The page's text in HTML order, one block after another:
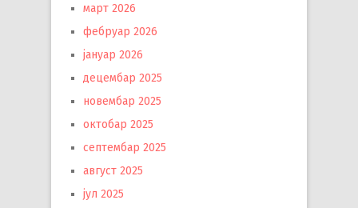
март 2026
фебруар 2026
јануар 2026
децембар 2025
новембар 2025
октобар 2025
септембар 2025
август 2025
јул 2025